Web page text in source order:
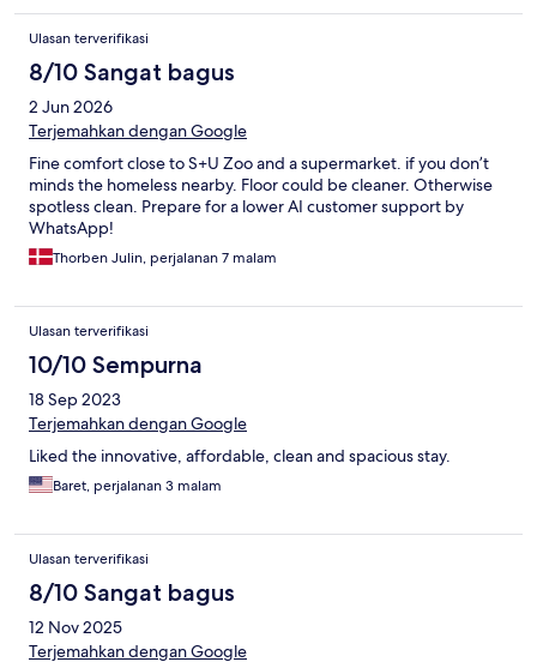
Ulasan terverifikasi
8/10 Sangat bagus
2 Jun 2026
Terjemahkan dengan Google
Fine comfort close to S+U Zoo and a supermarket. if you don’t
minds the homeless nearby. Floor could be cleaner. Otherwise
spotless clean. Prepare for a lower AI customer support by
WhatsApp!
Thorben Julin, perjalanan 7 malam
Ulasan terverifikasi
10/10 Sempurna
18 Sep 2023
Terjemahkan dengan Google
Liked the innovative, affordable, clean and spacious stay.
Baret, perjalanan 3 malam
Ulasan terverifikasi
8/10 Sangat bagus
12 Nov 2025
Terjemahkan dengan Google